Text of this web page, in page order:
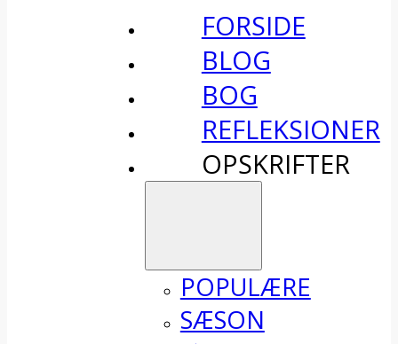
FORSIDE
BLOG
BOG
REFLEKSIONER
OPSKRIFTER
POPULÆRE
SÆSON